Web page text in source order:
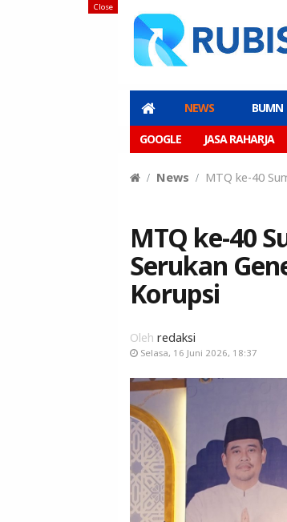
NEWS BUMN
GOOGLE JASA RAHARJA
Close
News MTQ ke-40
MTQ ke-40
Serukan
Korupsi
Oleh redaksi
Selasa, 16 Juni 2026, 18:37